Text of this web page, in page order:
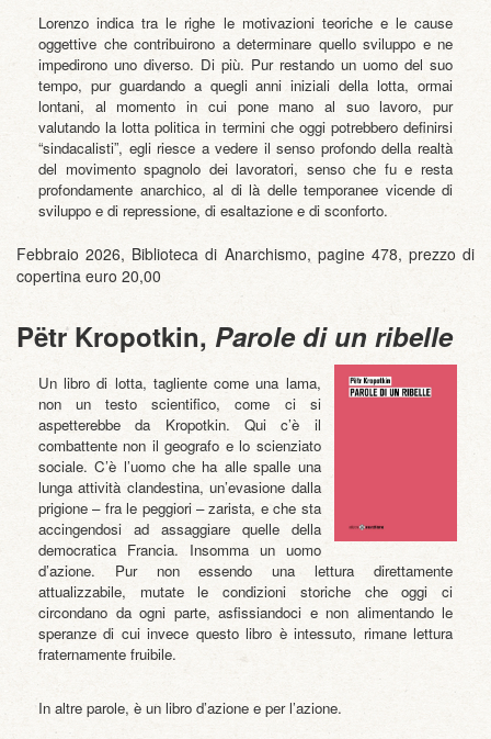
Lorenzo indica tra le righe le motivazioni teoriche e le cause
oggettive che contribuirono a determinare quello sviluppo e ne
impedirono uno diverso. Di più. Pur restando un uomo del suo
tempo, pur guardando a quegli anni iniziali della lotta, ormai
lontani, al momento in cui pone mano al suo lavoro, pur
valutando la lotta politica in termini che oggi potrebbero definirsi
“sindacalisti”, egli riesce a vedere il senso profondo della realtà
del movimento spagnolo dei lavoratori, senso che fu e resta
profondamente anarchico, al di là delle temporanee vicende di
sviluppo e di repressione, di esaltazione e di sconforto.
Febbraio 2026, Biblioteca di Anarchismo, pagine 478, prezzo di
copertina euro 20,00
Pëtr Kropotkin, Parole di un ribelle
Un libro di lotta, tagliente come una lama,
non un testo scientifico, come ci si
aspetterebbe da Kropotkin. Qui c’è il
combattente non il geografo e lo scienziato
sociale. C’è l’uomo che ha alle spalle una
lunga attività clandestina, un’evasione dalla
prigione – fra le peggiori – zarista, e che sta
accingendosi ad assaggiare quelle della
democratica Francia. Insomma un uomo
d’azione. Pur non essendo una lettura direttamente
attualizzabile, mutate le condizioni storiche che oggi ci
circondano da ogni parte, asfissiandoci e non alimentando le
speranze di cui invece questo libro è intessuto, rimane lettura
fraternamente fruibile.
In altre parole, è un libro d’azione e per l’azione.